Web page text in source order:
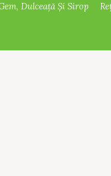
Dulceață Și Sirop